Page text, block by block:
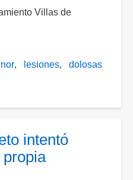
Villas de
lesiones dolosas
intentó